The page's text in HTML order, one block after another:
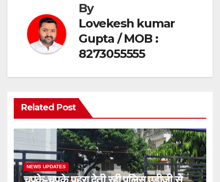
By
Lovekesh kumar
Gupta / MOB :
8273055555
Related Post
NEWS UPDATES